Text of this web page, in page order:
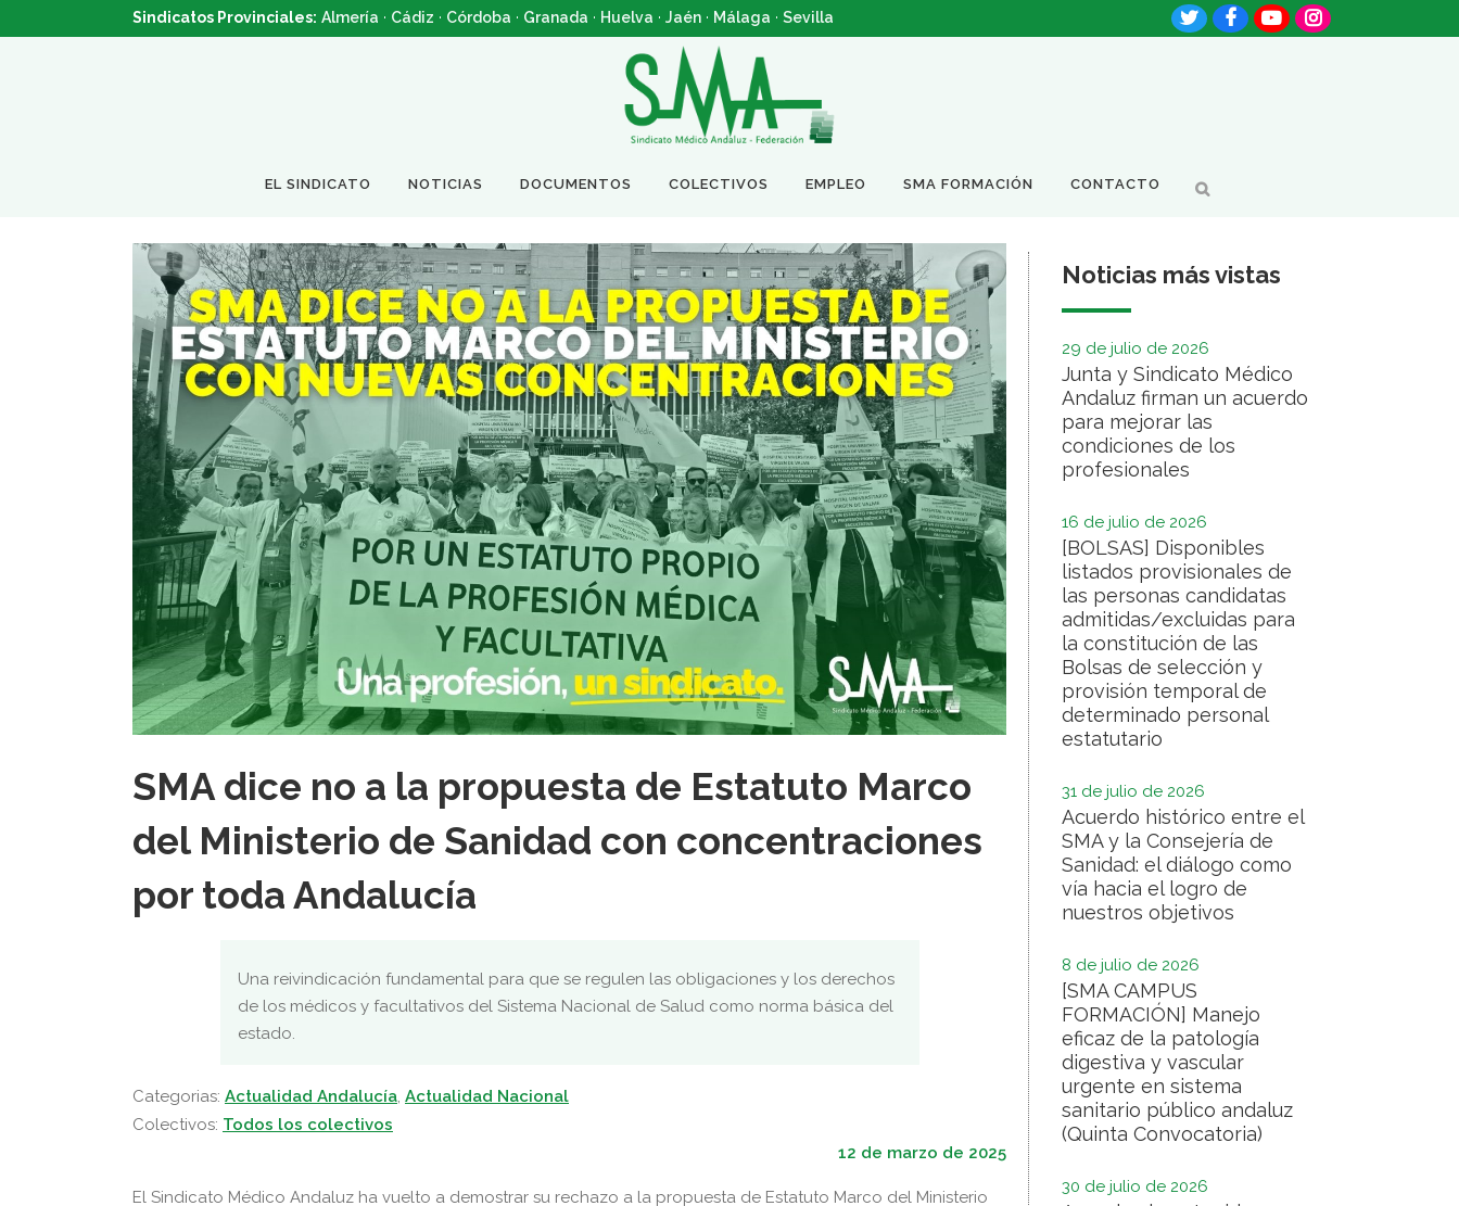
Sindicatos Provinciales: Almería · Cádiz · Córdoba · Granada · Huelva · Jaén · Málaga · Sevilla
EL SINDICATO NOTICIAS DOCUMENTOS COLECTIVOS EMPLEO SMA FORMACIÓN CONTACTO
SMA dice no a la propuesta de Estatuto Marco
del Ministerio de Sanidad con concentraciones
por toda Andalucía
Una reivindicación fundamental para que se regulen las obligaciones y los derechos
de los médicos y facultativos del Sistema Nacional de Salud como norma básica del
estado.
Categorias: Actualidad Andalucía, Actualidad Nacional
Colectivos: Todos los colectivos
12 de marzo de 2025
El Sindicato Médico Andaluz ha vuelto a demostrar su rechazo a la propuesta de Estatuto Marco del Ministerio
Noticias más vistas
29 de julio de 2026
Junta y Sindicato Médico
Andaluz firman un acuerdo
para mejorar las
condiciones de los
profesionales
16 de julio de 2026
[BOLSAS] Disponibles
listados provisionales de
las personas candidatas
admitidas/excluidas para
la constitución de las
Bolsas de selección y
provisión temporal de
determinado personal
estatutario
31 de julio de 2026
Acuerdo histórico entre el
SMA y la Consejería de
Sanidad: el diálogo como
vía hacia el logro de
nuestros objetivos
8 de julio de 2026
[SMA CAMPUS
FORMACIÓN] Manejo
eficaz de la patología
digestiva y vascular
urgente en sistema
sanitario público andaluz
(Quinta Convocatoria)
30 de julio de 2026